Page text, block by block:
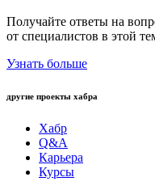
Получайте ответы на
от специалистов в этой
Узнать больше
другие проекты хабра
Хабр
Q&A
Карьера
Курсы